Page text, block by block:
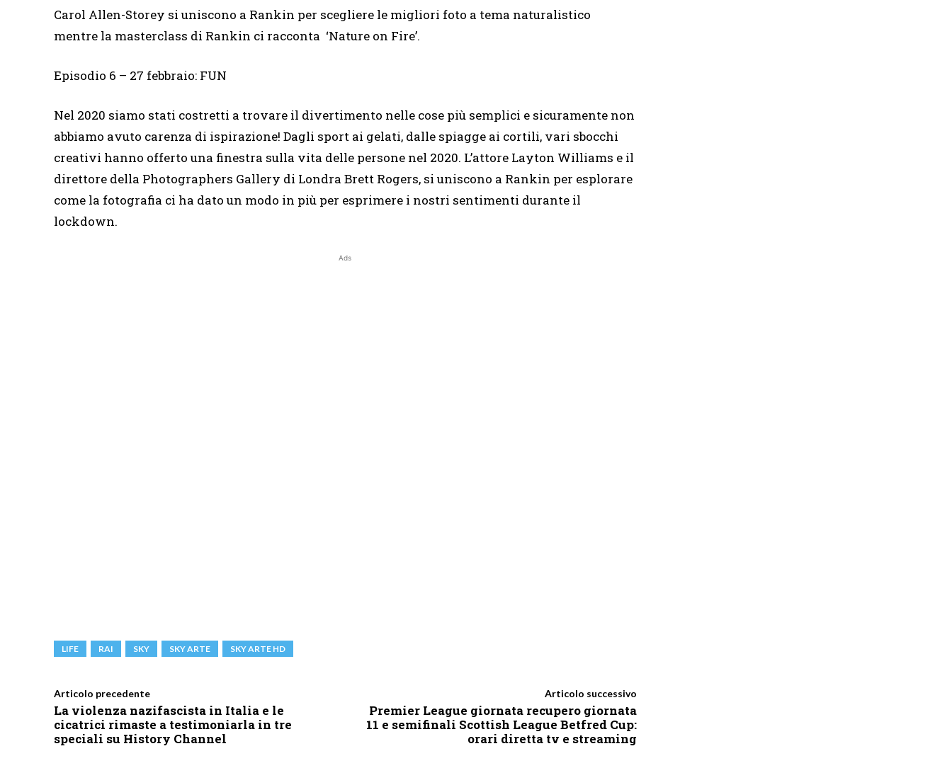
Carol Allen-Storey si uniscono a Rankin per scegliere le migliori foto a tema naturalistico
mentre la masterclass di Rankin ci racconta ‘Nature on Fire’.
Episodio 6 – 27 febbraio: FUN
Nel 2020 siamo stati costretti a trovare il divertimento nelle cose più semplici e sicuramente non
abbiamo avuto carenza di ispirazione! Dagli sport ai gelati, dalle spiagge ai cortili, vari sbocchi
creativi hanno offerto una finestra sulla vita delle persone nel 2020. L’attore Layton Williams e il
direttore della Photographers Gallery di Londra Brett Rogers, si uniscono a Rankin per esplorare
come la fotografia ci ha dato un modo in più per esprimere i nostri sentimenti durante il
lockdown.
Ads
LIFE RAI SKY SKY ARTE SKY ARTE HD
Articolo precedente
La violenza nazifascista in Italia e le
cicatrici rimaste a testimoniarla in tre
speciali su History Channel
Articolo successivo
Premier League giornata recupero giornata
11 e semifinali Scottish League Betfred Cup:
orari diretta tv e streaming